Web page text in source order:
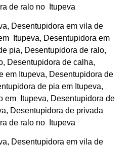
de ralo no Itupeva
Desentupidora em vila de
Itupeva, Desentupidora em
pia, Desentupidora de ralo,
Desentupidora de calha,
em Itupeva, Desentupidora de
de pia em Itupeva,
em Itupeva, Desentupidora de
Desentupidora de privada
de ralo no Itupeva
Desentupidora em vila de